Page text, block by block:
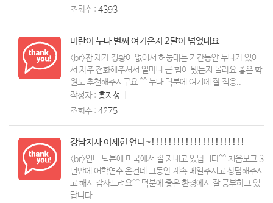
조회수 : 4393
미란이 누나 벌써 여기온지 2달이 넘었네요
<br>참 제가 경황이 없어서 허둥대는 기간동안 누나가 있어
서 자주 전화해주셔서 얼마나 큰 힘이 됐는지 몰라요 좋은 학
원도 추천해주시구요 ^^ 누나 덕분에 여기에 잘 적응..
작성자 : 홍지성
조회수 : 4275
강남지사 이세현 언니~!!!!!!!!!!!!!!!!!!!!!!
<br>언니 덕분에 미국에서 잘 지내고 있답니다^^ 처음보고 3
년만에 어학연수 온건데 그동안 계속 메일주시고 상담해주시
고 해서 감사드려요^^ 덕분에 좋은 환경에서 잘 공부하고 있
답니다..